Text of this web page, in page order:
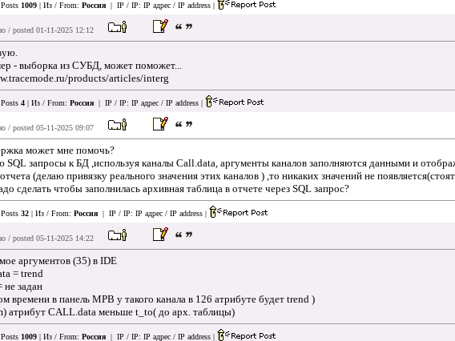
1009 | Из / From: Россия | IP / IP: IP адрес / IP address |
/ posted 01-11-2025 12:12
- выборка из СУБД, может поможет...
products/articles/interg
4 | Из / From: Россия | IP / IP: IP адрес / IP address |
/ posted 05-11-2025 09:07
может мне помочь?
SQL запросы к БД ,используя каналы Call.data, аргументы каналов заполняются данными и
(делаю привязку реального значения этих каналов ) ,то никаких значений не
сделать чтобы заполнилась архивная таблица в отчете через SQL запрос?
32 | Из / From: Россия | IP / IP: IP адрес / IP address |
/ posted 05-11-2025 14:22
аргументов (35) в IDE
= trend
не задан
времени в панель МРВ у такого канала в 126 атрибуте будет trend )
атрибут CALL.data меньше t_to( до арх. таблицы)
1009 | Из / From: Россия | IP / IP: IP адрес / IP address |